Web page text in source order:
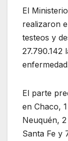
El
realizaron
testeos y
27.790.142
El parte
en Chaco,
Neuquén,
Santa Fe y